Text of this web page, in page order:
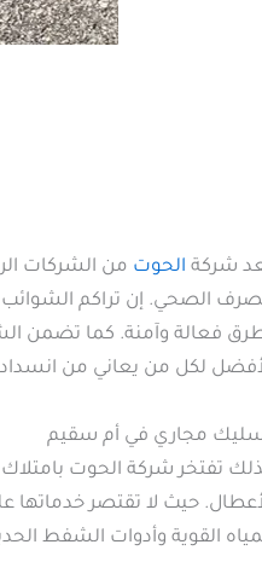
شركة الحوت من الشركات
الصحي. إن تراكم الشوائب
فعالة وآمنة. كما تضمن
لكل من يعاني من
مجاري في أم سقيم
تفتخر شركة الحوت
حيث لا تقتصر خدماتها
القوية وأدوات الشفط